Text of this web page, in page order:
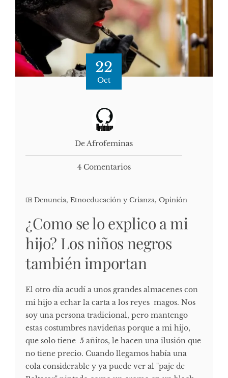
22
Oct
De Afrofeminas
4 Comentarios
Denuncia, Etnoeducación y Crianza, Opinión
¿Como se lo explico a mi
hijo? Los niños negros
también importan
El otro día acudí a unos grandes almacenes con
mi hijo a echar la carta a los reyes magos. Nos
soy una persona tradicional, pero mantengo
estas costumbres navideñas porque a mi hijo,
que solo tiene 5 añitos, le hacen una ilusión que
no tiene precio. Cuando llegamos había una
cola considerable y ya puede ver al "paje de